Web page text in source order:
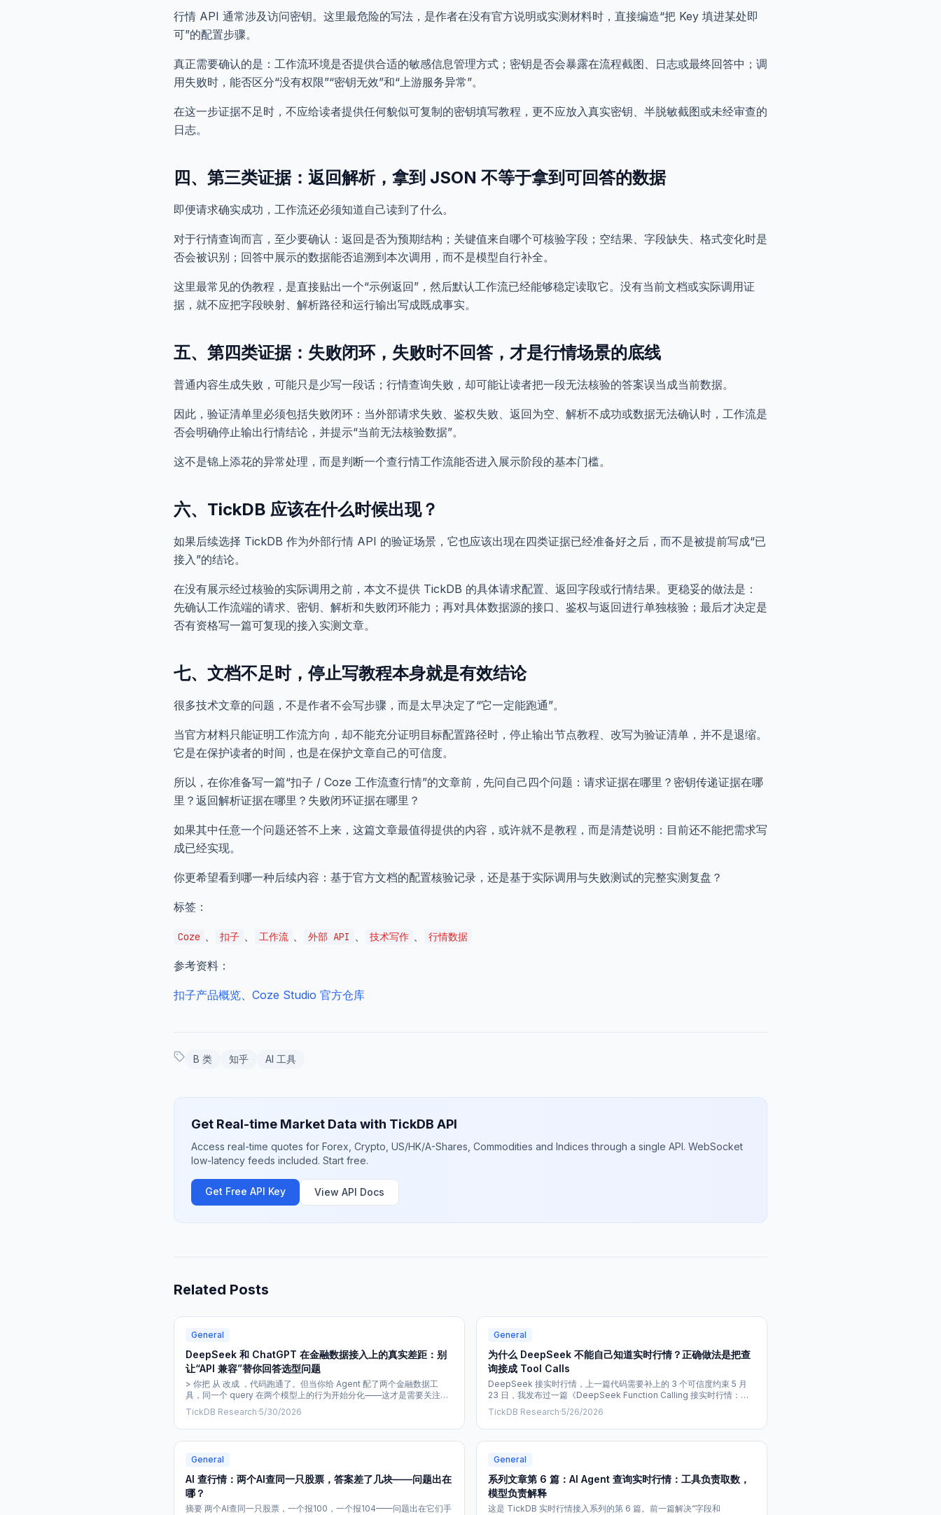
行情 API 通常涉及访问密钥。这里最危险的写法，是作者在没有官方说明或实测材料时，直接编造“把 Key 填进某处即
可”的配置步骤。
真正需要确认的是：工作流环境是否提供合适的敏感信息管理方式；密钥是否会暴露在流程截图、日志或最终回答中；调
用失败时，能否区分“没有权限”“密钥无效”和“上游服务异常”。
在这一步证据不足时，不应给读者提供任何貌似可复制的密钥填写教程，更不应放入真实密钥、半脱敏截图或未经审查的
日志。
四、第三类证据：返回解析，拿到 JSON 不等于拿到可回答的数据
即便请求确实成功，工作流还必须知道自己读到了什么。
对于行情查询而言，至少要确认：返回是否为预期结构；关键值来自哪个可核验字段；空结果、字段缺失、格式变化时是
否会被识别；回答中展示的数据能否追溯到本次调用，而不是模型自行补全。
这里最常见的伪教程，是直接贴出一个“示例返回”，然后默认工作流已经能够稳定读取它。没有当前文档或实际调用证
据，就不应把字段映射、解析路径和运行输出写成既成事实。
五、第四类证据：失败闭环，失败时不回答，才是行情场景的底线
普通内容生成失败，可能只是少写一段话；行情查询失败，却可能让读者把一段无法核验的答案误当成当前数据。
因此，验证清单里必须包括失败闭环：当外部请求失败、鉴权失败、返回为空、解析不成功或数据无法确认时，工作流是
否会明确停止输出行情结论，并提示“当前无法核验数据”。
这不是锦上添花的异常处理，而是判断一个查行情工作流能否进入展示阶段的基本门槛。
六、TickDB 应该在什么时候出现？
如果后续选择 TickDB 作为外部行情 API 的验证场景，它也应该出现在四类证据已经准备好之后，而不是被提前写成“已
接入”的结论。
在没有展示经过核验的实际调用之前，本文不提供 TickDB 的具体请求配置、返回字段或行情结果。更稳妥的做法是：
先确认工作流端的请求、密钥、解析和失败闭环能力；再对具体数据源的接口、鉴权与返回进行单独核验；最后才决定是
否有资格写一篇可复现的接入实测文章。
七、文档不足时，停止写教程本身就是有效结论
很多技术文章的问题，不是作者不会写步骤，而是太早决定了“它一定能跑通”。
当官方材料只能证明工作流方向，却不能充分证明目标配置路径时，停止输出节点教程、改写为验证清单，并不是退缩。
它是在保护读者的时间，也是在保护文章自己的可信度。
所以，在你准备写一篇“扣子 / Coze 工作流查行情”的文章前，先问自己四个问题：请求证据在哪里？密钥传递证据在哪
里？返回解析证据在哪里？失败闭环证据在哪里？
如果其中任意一个问题还答不上来，这篇文章最值得提供的内容，或许就不是教程，而是清楚说明：目前还不能把需求写
成已经实现。
你更希望看到哪一种后续内容：基于官方文档的配置核验记录，还是基于实际调用与失败测试的完整实测复盘？
标签：
Coze 、 扣子 、 工作流 、 外部 API 、 技术写作 、 行情数据
参考资料：
扣子产品概览、 Coze Studio 官方仓库
B 类 知乎 AI 工具
Get Real-time Market Data with TickDB API
Access real-time quotes for Forex, Crypto, US/HK/A-Shares, Commodities and Indices through a single API. WebSocket
low-latency feeds included. Start free.
Get Free API Key View API Docs
Related Posts
General
DeepSeek 和 ChatGPT 在金融数据接入上的真实差距：别
让“API 兼容”替你回答选型问题
> 你把 从 改成 ，代码跑通了。但当你给 Agent 配了两个金融数据工
具，同一个 query 在两个模型上的行为开始分化——这才是需要关注的
地方。 一、当“全面兼容”遇上金融数据 DeepSeek API 全面兼容
OpenAI SDK。改一行 ，换个 参数，你的 Function Calling 代码就能在
两个模型上跑通。 但“跑通”和“跑对”之间，隔着一整套金融数据接入场
景下才会暴露
TickDB Research·5/30/2026
General
为什么 DeepSeek 不能自己知道实时行情？正确做法是把查
询接成 Tool Calls
DeepSeek 接实时行情，上一篇代码需要补上的 3 个可信度约束 5 月
23 日，我发布过一篇《DeepSeek Function Calling 接实时行情：从
工具定义到多轮查询的完整示例》。 那篇文章解决的是：如何把行情接
口包装成模型可调用的工具。 但复盘之后，我发现还有一个更重要的问
题需要单独说明： > 工具接通了，不等于当前行情答案就可信。 对于“苹
果现在多少钱”“腾讯今天涨跌如何”
TickDB Research·5/26/2026
General
AI 查行情：两个AI查同一只股票，答案差了几块——问题出在
哪？
摘要 两个AI查同一只股票，一个报100，一个报104——问题出在它们手
General
系列文章第 6 篇：AI Agent 查询实时行情：工具负责取数，
模型负责解释
这是 TickDB 实时行情接入系列的第 6 篇。前一篇解决“字段和